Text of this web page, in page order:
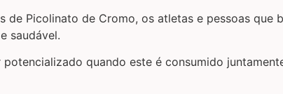
de Picolinato de Cromo, os atletas e pessoas que
saudável.
quando este é consumido